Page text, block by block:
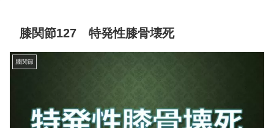
膝関節127 特発性膝骨壊死
膝関節